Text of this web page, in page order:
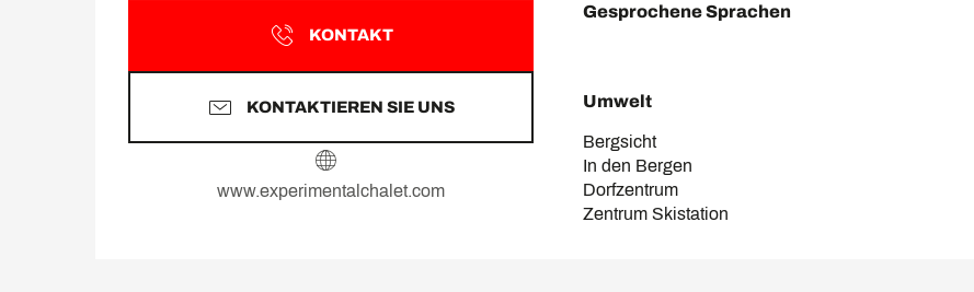
KONTAKT
KONTAKTIEREN SIE UNS
www.experimentalchalet.com
Gesprochene Sprachen
Gesprochene Sprachen
Umwelt
Umwelt
Bergsicht
In den Bergen
Dorfzentrum
Zentrum Skistation